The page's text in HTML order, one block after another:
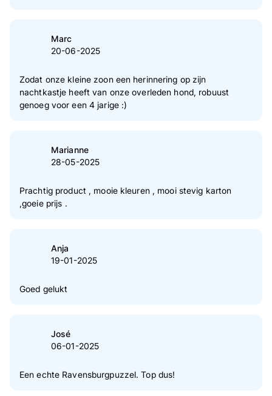
Ster(ren)
Ster(ren)
2
Ster(ren)
1 Ster(ren)
Marc
20-06-2025
Zodat onze kleine zoon een herinnering op zijn
nachtkastje heeft van onze overleden hond, robuust
genoeg voor een 4 jarige :)
Marianne
28-05-2025
Prachtig product , mooie kleuren , mooi stevig karton
,goeie prijs .
Anja
19-01-2025
Goed gelukt
José
06-01-2025
Een echte Ravensburgpuzzel. Top dus!